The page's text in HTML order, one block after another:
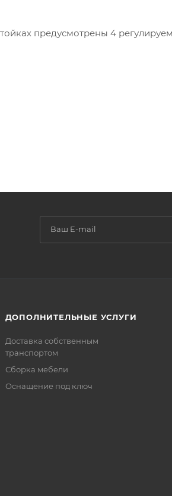
предусмотрены 4
ДОПОЛНИТЕЛЬНЫЕ УСЛУГИ
Доставка собственным
транспортом
Сборка мебели
Оснащение под ключ